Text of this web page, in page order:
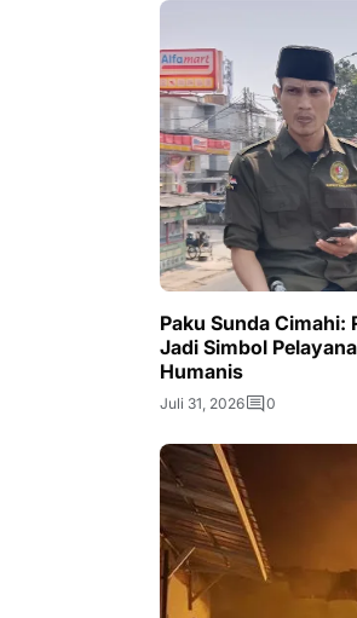
Paku Sunda Cimahi:
Jadi Simbol
Humanis
Juli 31, 2026 0